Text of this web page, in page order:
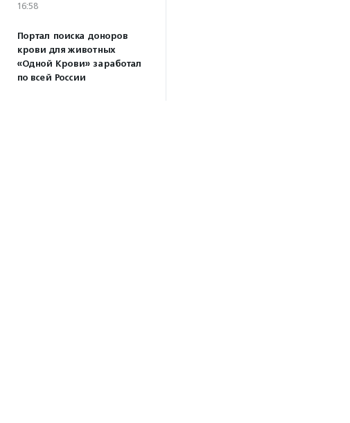
16:58
Портал поиска доноров
крови для животных
«Одной Крови» заработал
по всей России